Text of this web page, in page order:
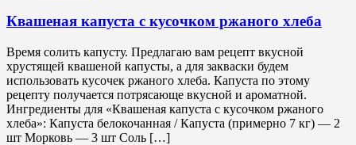
Квашеная капуста с кусочком ржаного хлеба
Время солить капусту. Предлагаю вам рецепт вкусной
хрустящей квашеной капусты, а для закваски будем
использовать кусочек ржаного хлеба. Капуста по этому
рецепту получается потрясающе вкусной и ароматной.
Ингредиенты для «Квашеная капуста с кусочком ржаного
хлеба»: Капуста белокочанная / Капустa (примерно 7 кг) — 2
шт Морковь — 3 шт Соль […]